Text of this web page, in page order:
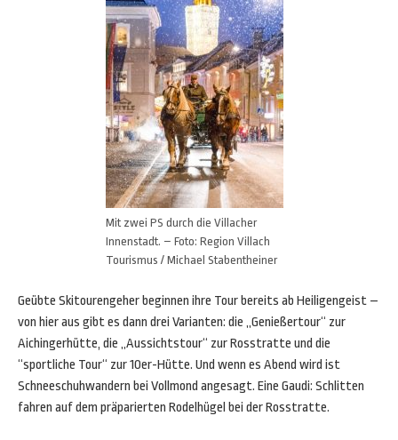
Mit zwei PS durch die Villacher
Innenstadt. – Foto: Region Villach
Tourismus / Michael Stabentheiner
Geübte Skitourengeher beginnen ihre Tour bereits ab Heiligengeist –
von hier aus gibt es dann drei Varianten: die „Genießertour“ zur
Aichingerhütte, die „Aussichtstour“ zur Rosstratte und die
“sportliche Tour“ zur 10er-Hütte. Und wenn es Abend wird ist
Schneeschuhwandern bei Vollmond angesagt. Eine Gaudi: Schlitten
fahren auf dem präparierten Rodelhügel bei der Rosstratte.